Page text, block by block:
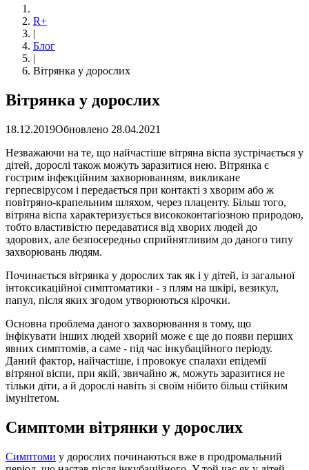
R+
|
Блог
|
Вітрянка у дорослих
Вітрянка у дорослих
18.12.2019Обновлено 28.04.2021
Незважаючи на те, що найчастіше вітряна віспа зустрічається у
дітей, дорослі також можуть заразитися нею. Вітрянка є
гострим інфекційним захворюванням, викликане
герпесвірусом і передається при контакті з хворим або ж
повітряно-крапельним шляхом, через плаценту. Більш того,
вітряна віспа характеризується висококонтагіозною природою,
тобто властивістю передаватися від хворих людей до
здорових, але безпосередньо сприйнятливим до даного типу
захворювань людям.
Починається вітрянка у дорослих так як і у дітей, із загальної
інтоксикаційної симптоматики - з плям на шкірі, везикул,
папул, після яких згодом утворюються кірочки.
Основна проблема даного захворювання в тому, що
інфікувати інших людей хворий може є ще до появи перших
явних симптомів, а саме - під час інкубаційного періоду.
Даний фактор, найчастіше, і провокує спалахи епідемії
вітряної віспи, при якій, звичайно ж, можуть заразитися не
тільки діти, а й дорослі навіть зі своїм нібито більш стійким
імунітетом.
Симптоми вітрянки у дорослих
Симптоми у дорослих починаються вже в продромальний